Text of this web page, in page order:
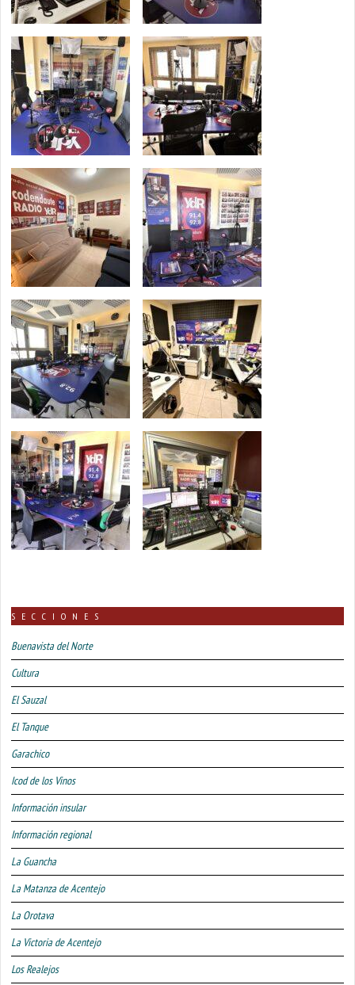
SECCIONES
Buenavista del Norte
Cultura
El Sauzal
El Tanque
Garachico
Icod de los Vinos
Información insular
Información regional
La Guancha
La Matanza de Acentejo
La Orotava
La Victoria de Acentejo
Los Realejos